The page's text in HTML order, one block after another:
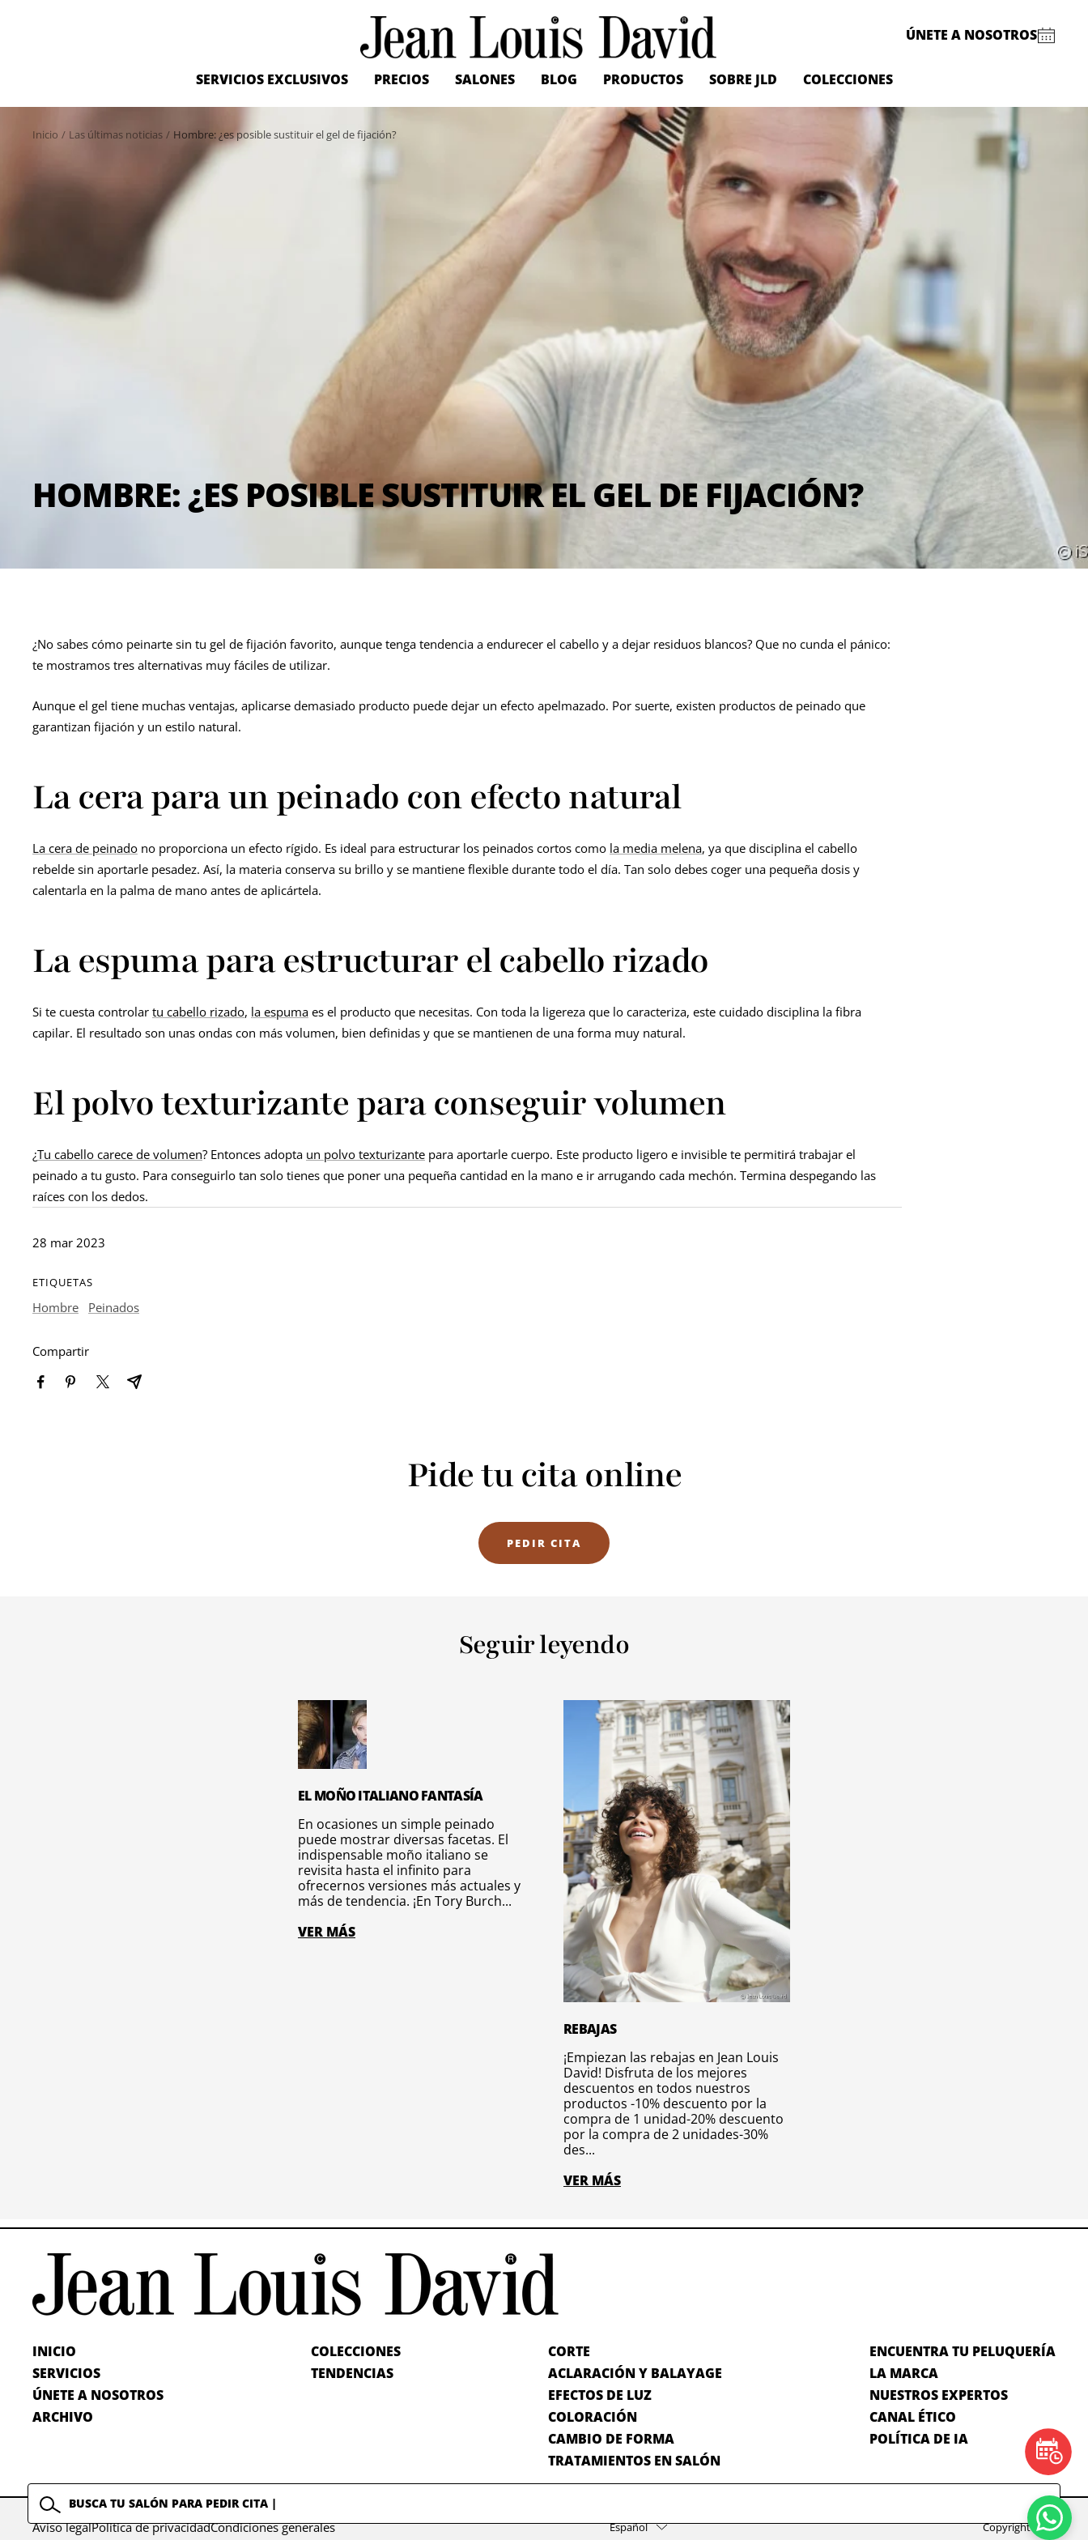
Louis
ÚNETE A NOSOTROS
SERVICIOS EXCLUSIVOS PRECIOS SALONES BLOG PRODUCTOS SOBRE JLD COLECCIONES
Inicio Las últimas noticias Hombre: ¿es posible sustituir el gel de fijación?
HOMBRE: ¿ES POSIBLE SUSTITUIR EL GEL DE FIJACIÓN?
¿No sabes cómo peinarte sin tu gel de fijación favorito, aunque tenga tendencia a endurecer el cabello y a dejar residuos blancos? Que no cunda el pánico:
te mostramos tres alternativas muy fáciles de utilizar.
Aunque el gel tiene muchas ventajas, aplicarse demasiado producto puede dejar un efecto apelmazado. Por suerte, existen productos de peinado que
garantizan fijación y un estilo natural.
La cera para un peinado con efecto natural
La cera de peinado no proporciona un efecto rígido. Es ideal para estructurar los peinados cortos como la media melena, ya que disciplina el cabello
rebelde sin aportarle pesadez. Así, la materia conserva su brillo y se mantiene flexible durante todo el día. Tan solo debes coger una pequeña dosis y
calentarla en la palma de mano antes de aplicártela.
La espuma para estructurar el cabello rizado
Si te cuesta controlar tu cabello rizado, la espuma es el producto que necesitas. Con toda la ligereza que lo caracteriza, este cuidado disciplina la fibra
capilar. El resultado son unas ondas con más volumen, bien definidas y que se mantienen de una forma muy natural.
El polvo texturizante para conseguir volumen
¿Tu cabello carece de volumen? Entonces adopta un polvo texturizante para aportarle cuerpo. Este producto ligero e invisible te permitirá trabajar el
peinado a tu gusto. Para conseguirlo tan solo tienes que poner una pequeña cantidad en la mano e ir arrugando cada mechón. Termina despegando las
raíces con los dedos.
28 mar 2023
ETIQUETAS
Hombre Peinados
Compartir
Pide tu cita online
PEDIR CITA
Seguir leyendo
EL MOÑO ITALIANO FANTASÍA
En ocasiones un simple peinado
puede mostrar diversas facetas. El
indispensable moño italiano se
revisita hasta el infinito para
ofrecernos versiones más actuales y
más de tendencia. ¡En Tory Burch...
VER MÁS
REBAJAS
¡Empiezan las rebajas en Jean Louis
David! Disfruta de los mejores
descuentos en todos nuestros
productos -10% descuento por la
compra de 1 unidad-20% descuento
por la compra de 2 unidades-30%
des...
VER MÁS
INICIO
SERVICIOS
ÚNETE A NOSOTROS
ARCHIVO
COLECCIONES
TENDENCIAS
CORTE
ACLARACIÓN Y BALAYAGE
EFECTOS DE LUZ
COLORACIÓN
CAMBIO DE FORMA
TRATAMIENTOS EN SALÓN
ENCUENTRA TU PELUQUERÍA
LA MARCA
NUESTROS EXPERTOS
CANAL ÉTICO
POLÍTICA DE IA
Aviso legalPolítica de privacidadCondiciones generales Idioma
Español Copyright 2025